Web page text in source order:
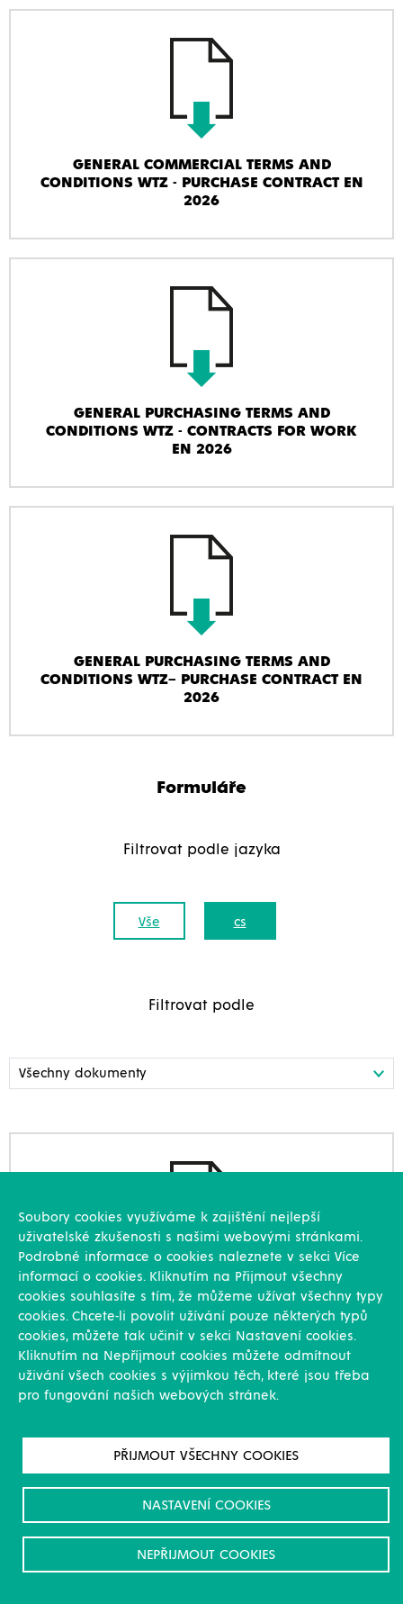
GENERAL COMMERCIAL TERMS AND
CONDITIONS WTZ - PURCHASE CONTRACT EN
2026
GENERAL PURCHASING TERMS AND
CONDITIONS WTZ - CONTRACTS FOR WORK
EN 2026
GENERAL PURCHASING TERMS AND
CONDITIONS WTZ– PURCHASE CONTRACT EN
2026
Formuláře
Filtrovat podle jazyka
Vše cs
Filtrovat podle
Dotazník nádrže RU
Dotazník ČOV RU
Soubory cookies využíváme k zajištění nejlepší
uživatelské zkušenosti s našimi webovými stránkami.
Podrobné informace o cookies naleznete v sekci Více
informací o cookies. Kliknutím na Přijmout všechny
cookies souhlasíte s tím, že můžeme užívat všechny typy
cookies. Chcete-li povolit užívání pouze některých typů
cookies, můžete tak učinit v sekci Nastavení cookies.
Kliknutím na Nepříjmout cookies můžete odmítnout
uživání všech cookies s výjimkou těch, které jsou třeba
pro fungování našich webových stránek.
PŘIJMOUT VŠECHNY COOKIES
NASTAVENÍ COOKIES
NEPŘIJMOUT COOKIES